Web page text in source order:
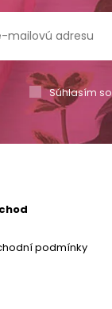
Súhlasím
podmínky